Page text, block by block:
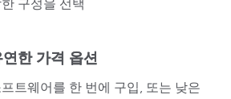
구성을 선택
연한 가격 옵션
트웨어를 한 번에 구입, 또는 낮은